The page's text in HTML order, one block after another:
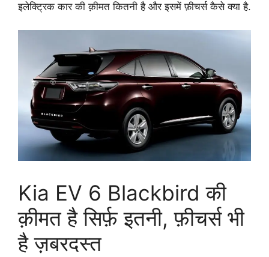
इलेक्ट्रिक कार की क़ीमत कितनी है और इसमें फ़ीचर्स कैसे क्या है.
Kia EV 6 Blackbird की
क़ीमत है सिर्फ़ इतनी, फ़ीचर्स भी
है ज़बरदस्त